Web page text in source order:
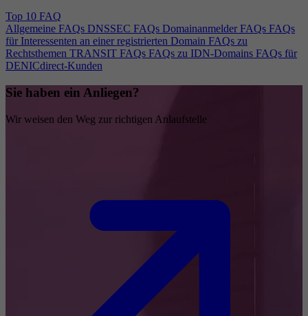
Top 10 FAQ
Allgemeine FAQs DNSSEC FAQs Domainanmelder FAQs FAQs
für Interessenten an einer registrierten Domain FAQs zu
Rechtsthemen TRANSIT FAQs FAQs zu IDN-Domains FAQs für
DENICdirect-Kunden
Sie haben ein Anliegen?
Wir weisen den Weg zur richtigen Anlaufstelle